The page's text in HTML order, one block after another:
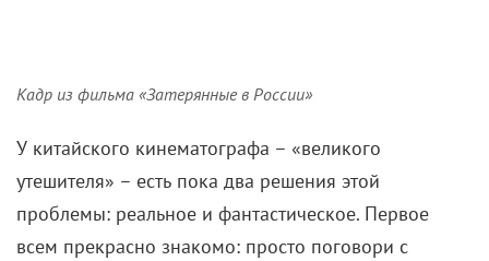
Кадр из фильма «Затерянные в России»
У китайского кинематографа – «великого
утешителя» – есть пока два решения этой
проблемы: реальное и фантастическое. Первое
всем прекрасно знакомо: просто поговори с